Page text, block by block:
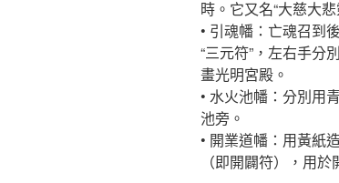
時。它又名“大慈大悲
• 引魂幡：亡魂召到
“三元符”，左右手分
畫光明宮殿。
• 水火池幡：分別用
池旁。
• 開業道幡：用黃紙
（即開闢符），用